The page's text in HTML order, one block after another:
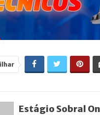
Estágio Sobral